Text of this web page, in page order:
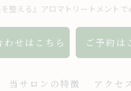
を整える』アロマトリートメント
わせはこちら ご予約は
当サロンの特徴 アクセ